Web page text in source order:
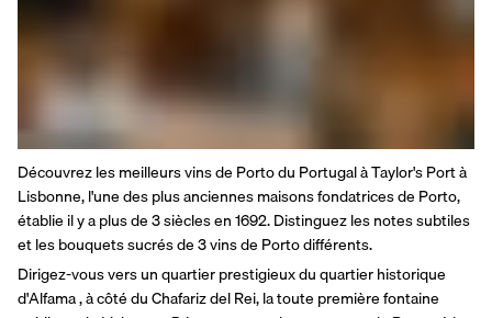
Découvrez les meilleurs vins de Porto du Portugal à Taylor's Port à
Lisbonne, l'une des plus anciennes maisons fondatrices de Porto,
établie il y a plus de 3 siècles en 1692. Distinguez les notes subtiles
et les bouquets sucrés de 3 vins de Porto différents.
Dirigez-vous vers un quartier prestigieux du quartier historique
d'Alfama , à côté du Chafariz del Rei, la toute première fontaine